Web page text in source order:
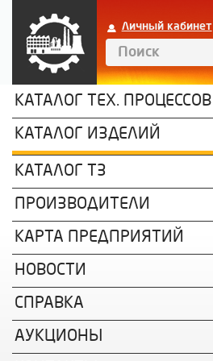
Личный кабинет
КАТАЛОГ ТЕХ. ПРОЦЕССОВ
КАТАЛОГ ИЗДЕЛИЙ
КАТАЛОГ ТЗ
ПРОИЗВОДИТЕЛИ
КАРТА ПРЕДПРИЯТИЙ
НОВОСТИ
СПРАВКА
АУКЦИОНЫ